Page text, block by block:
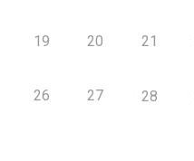
19 20 21
26 27 28